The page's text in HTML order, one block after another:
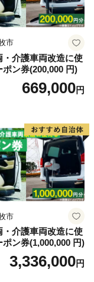
市
・介護車両改造に使
ポン券(200,000 円)
669,000円
市
・介護車両改造に使
ポン券(1,000,000 円)
3,336,000円